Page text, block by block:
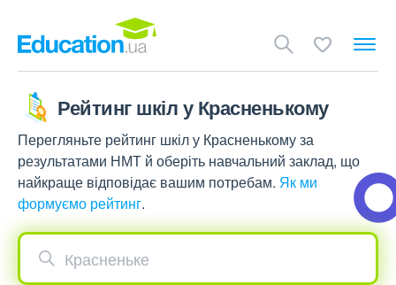
Рейтинг шкіл у Красненькому
Перегляньте рейтинг шкіл у Красненькому за
результатами НМТ й оберіть навчальний заклад, що
найкраще відповідає вашим потребам. Як ми
формуємо рейтинг.
Красненьке